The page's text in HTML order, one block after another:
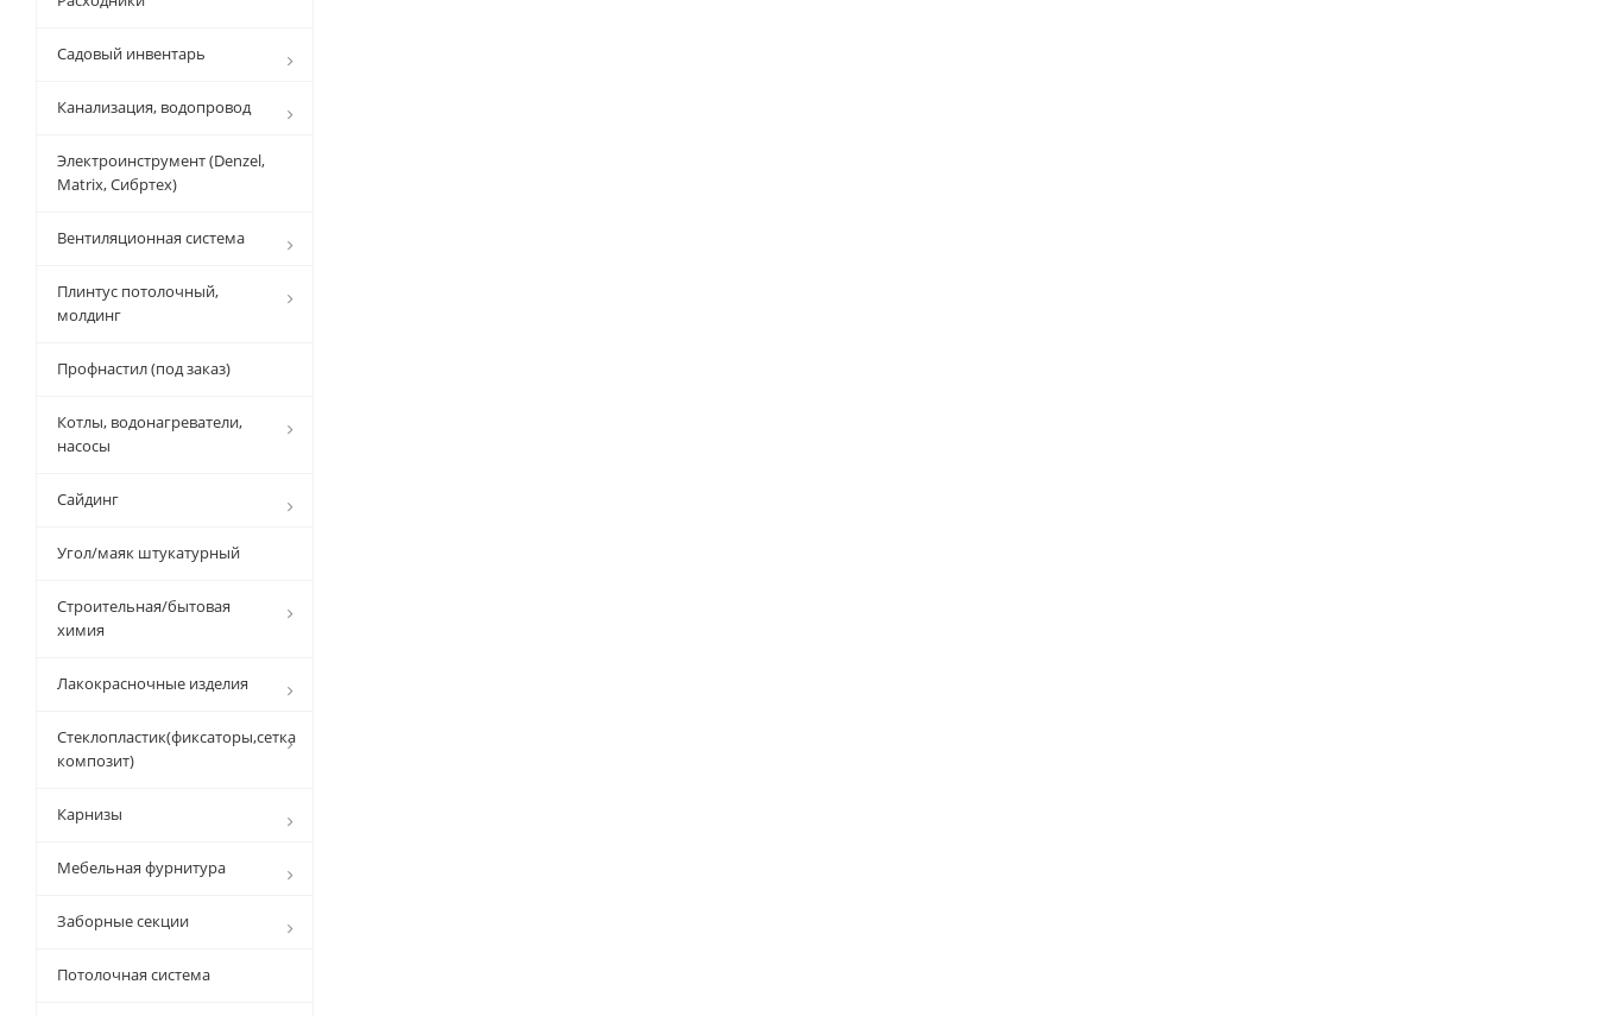
Садовый инвентарь
Канализация, водопровод
Электроинструмент (Denzel,
Matrix, Сибртех)
Вентиляционная система
Плинтус потолочный,
молдинг
Профнастил (под заказ)
Котлы, водонагреватели,
насосы
Сайдинг
Угол/маяк штукатурный
Строительная/бытовая
химия
Лакокрасночные изделия
Стеклопластик(фиксаторы,сетка
композит)
Карнизы
Мебельная фурнитура
Заборные секции
Потолочная система